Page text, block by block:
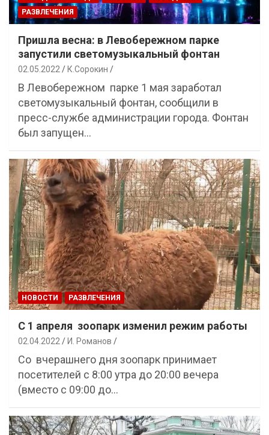
РАЗВЛЕЧЕНИЯ
Пришла весна: в Левобережном парке
запустили светомузыкальный фонтан
02.05.2022 К.Сорокин
В Левобережном парке 1 мая заработал
светомузыкальный фонтан, сообщили в
пресс-службе администрации города. Фонтан
был запущен…
НОВОСТИ РАЗВЛЕЧЕНИЯ
С 1 апреля зоопарк изменил режим работы
02.04.2022 И. Романов
Со вчерашнего дня зоопарк принимает
посетителей с 8:00 утра до 20:00 вечера
(вместо с 09:00 до…